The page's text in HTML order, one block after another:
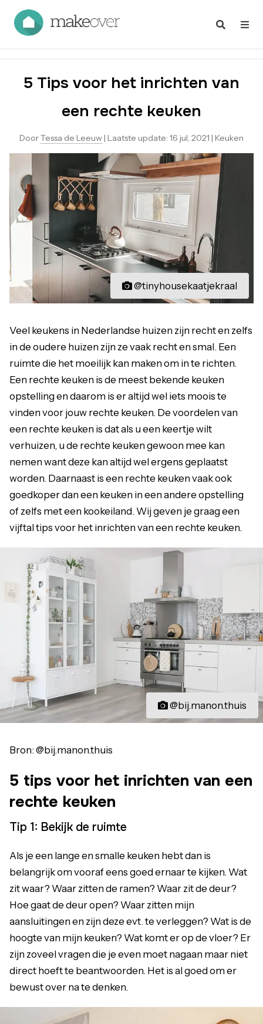
5 Tips voor het inrichten van
een rechte keuken
DoorTessa de Leeuw | Laatste update: 16 jul, 2021 | Keuken
@tinyhousekaatjekraal
Veel keukens in Nederlandse huizen zijn recht en zelfs
in de oudere huizen zijn ze vaak recht en smal. Een
ruimte die het moeilijk kan maken om in te richten.
Een rechte keuken is de meest bekende keuken
opstelling en daarom is er altijd wel iets moois te
vinden voor jouw rechte keuken. De voordelen van
een rechte keuken is dat als u een keertje wilt
verhuizen, u de rechte keuken gewoon mee kan
nemen want deze kan altijd wel ergens geplaatst
worden. Daarnaast is een rechte keuken vaak ook
goedkoper dan een keuken in een andere opstelling
of zelfs met een kookeiland. Wij geven je graag een
vijftal tips voor het inrichten van een rechte keuken.
@bij.manon.thuis
Bron: @bij.manon.thuis
5 tips voor het inrichten van een
rechte keuken
Tip 1: Bekijk de ruimte
Als je een lange en smalle keuken hebt dan is
belangrijk om vooraf eens goed ernaar te kijken. Wat
zit waar? Waar zitten de ramen? Waar zit de deur?
Hoe gaat de deur open? Waar zitten mijn
aansluitingen en zijn deze evt. te verleggen? Wat is de
hoogte van mijn keuken? Wat komt er op de vloer? Er
zijn zoveel vragen die je even moet nagaan maar niet
direct hoeft te beantwoorden. Het is al goed om er
bewust over na te denken.